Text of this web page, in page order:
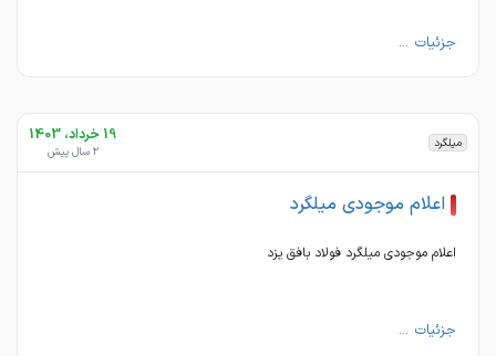
جزئیات ...
میلگرد 19 خرداد، 1403
2 سال پیش
اعلام موجودی میلگرد
اعلام موجودی میلگرد فولاد بافق یزد
جزئیات ...